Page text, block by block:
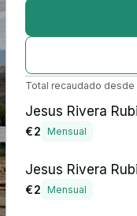
Total recaudado desde
Jesus Rivera
€ 2 Mensual
Jesus Rivera
€ 2 Mensual